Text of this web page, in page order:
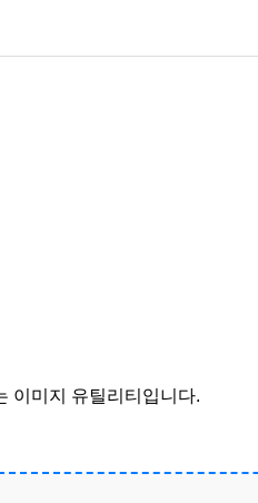
이미지 유틸리티입니다.